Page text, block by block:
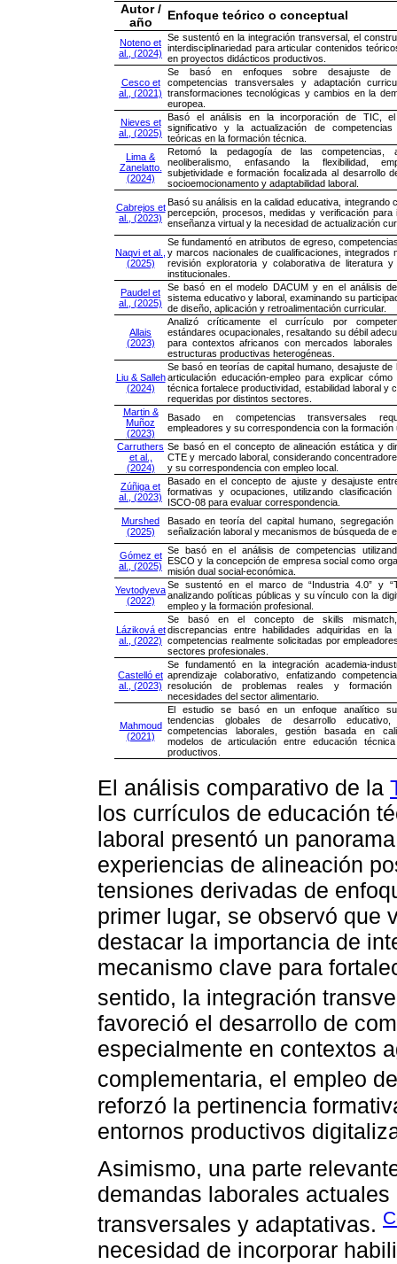
Autor /
año
Enfoque teórico o conceptual
Noteno et
al., (2024)
Se sustentó en la integración transversal, el
interdisciplinariedad para articular contenidos
en proyectos didácticos productivos.
Cesco et
al., (2021)
Se basó en enfoques sobre desajuste de
competencias transversales y adaptación
transformaciones tecnológicas y cambios en la
europea.
Nieves et
al., (2025)
Basó el análisis en la incorporación de TIC, el
significativo y la actualización de
teóricas en la formación técnica.
Lima &
Zanelatto.
(2024)
Retomó la pedagogía de las competencias,
neoliberalismo, enfasando la flexibilidad,
subjetividade e formación focalizada al desarrollo
socioemocionamento y adaptabilidad laboral.
Cabrejos et
al., (2023)
Basó su análisis en la calidad educativa, integrando
percepción, procesos, medidas y verificación para
enseñanza virtual y la necesidad de actualización
Naqvi et al.,
(2025)
Se fundamentó en atributos de egreso,
y marcos nacionales de cualificaciones, integrados
revisión exploratoria y colaborativa de literatura y
institucionales.
Paudel et
al., (2025)
Se basó en el modelo DACUM y en el análisis
sistema educativo y laboral, examinando su
de diseño, aplicación y retroalimentación curricular.
Allais
(2023)
Analizó críticamente el currículo por
estándares ocupacionales, resaltando su débil
para contextos africanos con mercados laborales
estructuras productivas heterogéneas.
Liu & Salleh
(2024)
Se basó en teorías de capital humano, desajuste de
articulación educación-empleo para explicar cómo
técnica fortalece productividad, estabilidad laboral y
requeridas por distintos sectores.
Martin &
Muñoz
(2023)
Basado en competencias transversales
empleadores y su correspondencia con la formación
Carruthers
et al.,
(2024)
Se basó en el concepto de alineación estática y
CTE y mercado laboral, considerando
y su correspondencia con empleo local.
Zúñiga et
al., (2023)
Basado en el concepto de ajuste y desajuste
formativas y ocupaciones, utilizando clasificación
ISCO-08 para evaluar correspondencia.
Murshed
(2025)
Basado en teoría del capital humano, segregación
señalización laboral y mecanismos de búsqueda de
Gómez et
al., (2025)
Se basó en el análisis de competencias
ESCO y la concepción de empresa social como
misión dual social-económica.
Yevtodyeva
(2022)
Se sustentó en el marco de “Industria 4.0” y
analizando políticas públicas y su vínculo con la
empleo y la formación profesional.
Láziková et
al., (2022)
Se basó en el concepto de skills mismatch,
discrepancias entre habilidades adquiridas en la
competencias realmente solicitadas por
sectores profesionales.
Castelló et
al., (2023)
Se fundamentó en la integración academia-
aprendizaje colaborativo, enfatizando
resolución de problemas reales y
necesidades del sector alimentario.
Mahmoud
(2021)
El estudio se basó en un enfoque analítico
tendencias globales de desarrollo educativo,
competencias laborales, gestión basada en
modelos de articulación entre educación
productivos.
El análisis comparativo de la
los currículos de educación
laboral presentó un
experiencias de alineación
tensiones derivadas de
primer lugar, se observó que
destacar la importancia de
mecanismo clave para
sentido, la integración
favoreció el desarrollo de
especialmente en contextos
complementaria, el empleo
reforzó la pertinencia
entornos productivos
Asimismo, una parte
demandas laborales
transversales y adaptativas.
necesidad de incorporar